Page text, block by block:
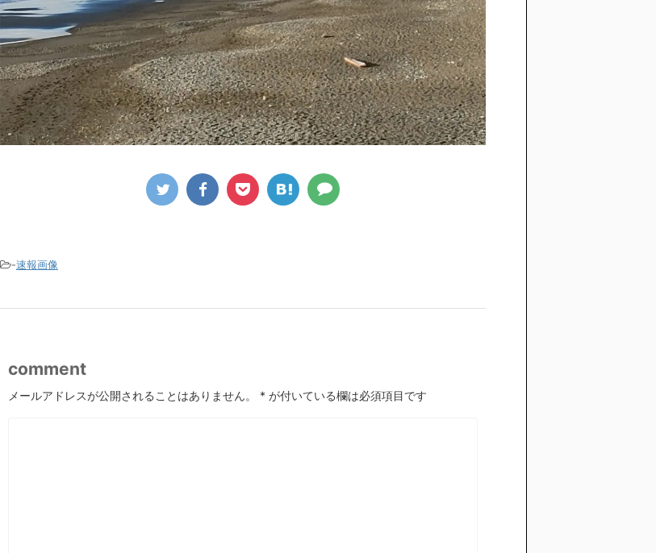
-速報画像
comment
メールアドレスが公開されることはありません。 * が付いている欄は必須項目です